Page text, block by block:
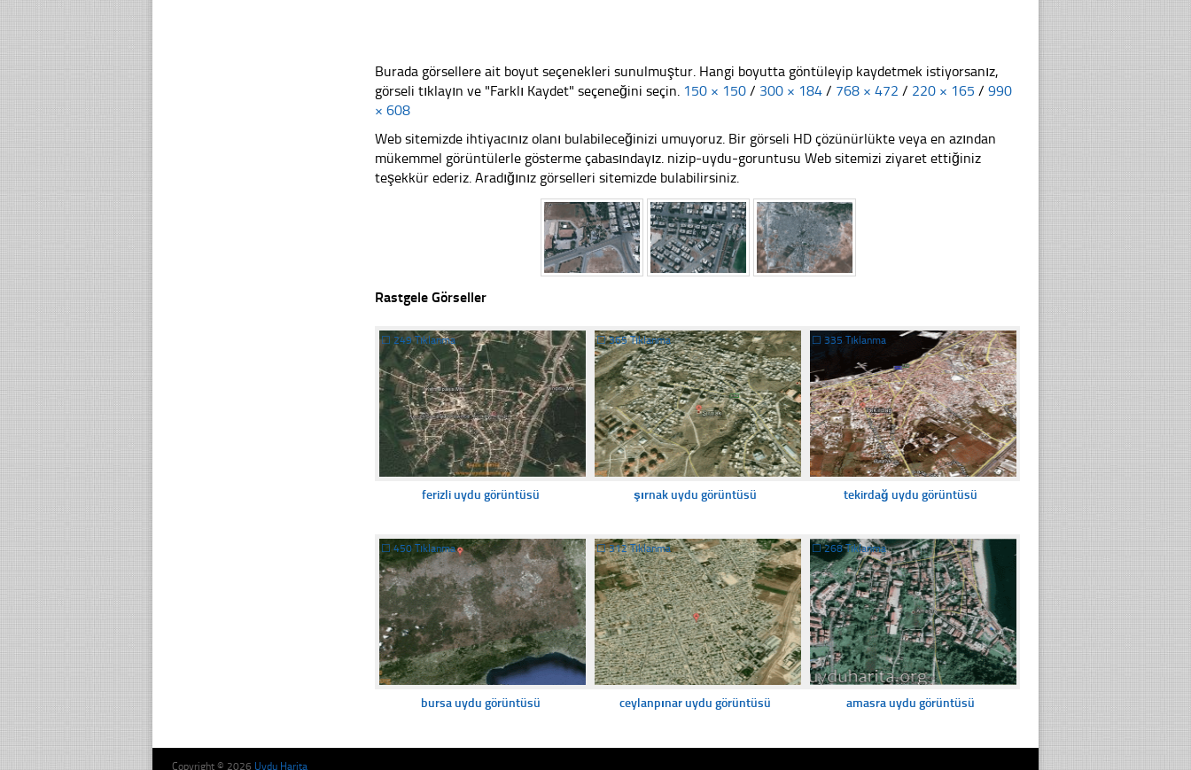
Burada görsellere ait boyut seçenekleri sunulmuştur. Hangi boyutta göntüleyip kaydetmek istiyorsanız,
görseli tıklayın ve "Farklı Kaydet" seçeneğini seçin. 150 × 150 / 300 × 184 / 768 × 472 / 220 × 165 / 990
× 608
Web sitemizde ihtiyacınız olanı bulabileceğinizi umuyoruz. Bir görseli HD çözünürlükte veya en azından
mükemmel görüntülerle gösterme çabasındayız. nizip-uydu-goruntusu Web sitemizi ziyaret ettiğiniz
teşekkür ederiz. Aradığınız görselleri sitemizde bulabilirsiniz.
Rastgele Görseller
☐249 Tıklanma
ferizli uydu görüntüsü
☐365 Tıklanma
şırnak uydu görüntüsü
☐ 335 Tıklanma
tekirdağ uydu görüntüsü
☐450 Tıklanma
bursa uydu görüntüsü
☐312 Tıklanma
ceylanpınar uydu görüntüsü
☐268 Tıklanma
amasra uydu görüntüsü
Copyright © 2026 Uydu Harita